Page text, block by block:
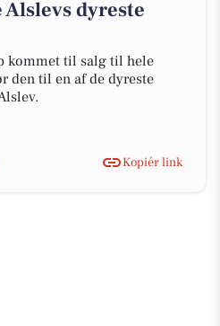
dyreste
kommet til salg til hele
den til en af de dyreste
Kopiér link